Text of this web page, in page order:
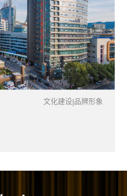
文化建设|品牌形象